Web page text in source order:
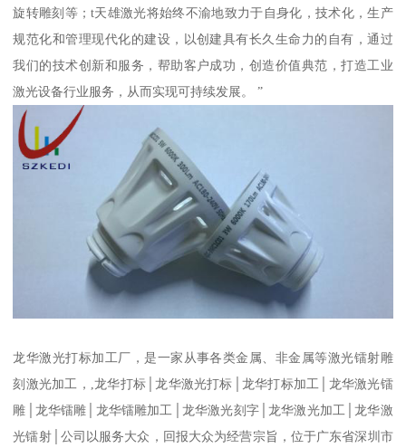
旋转雕刻等；t天雄激光将始终不渝地致力于自身化，技术化，生产
规范化和管理现代化的建设，以创建具有长久生命力的自有，通过
我们的技术创新和服务，帮助客户成功，创造价值典范，打造工业
激光设备行业服务，从而实现可持续发展。 ”
龙华激光打标加工厂，是一家从事各类金属、非金属等激光镭射雕
刻激光加工，,龙华打标│龙华激光打标│龙华打标加工│龙华激光镭
雕│龙华镭雕│龙华镭雕加工│龙华激光刻字│龙华激光加工│龙华激
光镭射│公司以服务大众，回报大众为经营宗旨，位于广东省深圳市